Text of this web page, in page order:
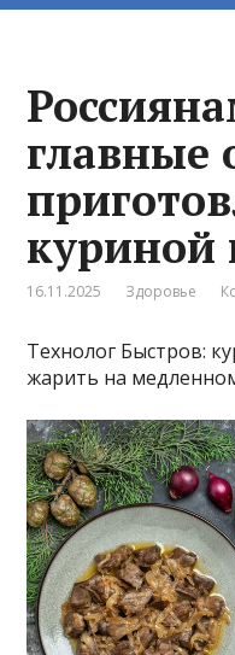
главные
куриной
16.11.2025 Здоровье
Технолог Быстров:
жарить на